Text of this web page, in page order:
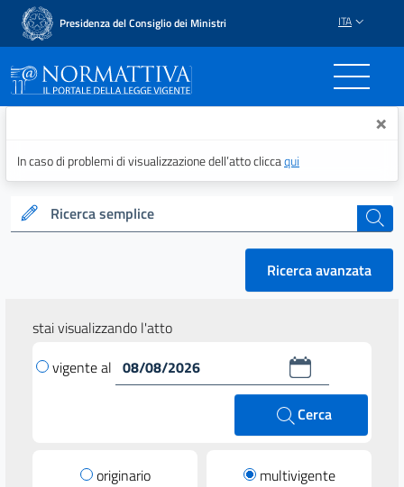
Presidenza del Consiglio dei Ministri ITA
Normattiva - Il portale ×
In caso di problemi di visualizzazione dell’atto cliccaqui
Ricerca semplice cerca
Ricerca avanzata
stai visualizzando l'atto
vigente al
Cerca
originario multivigente